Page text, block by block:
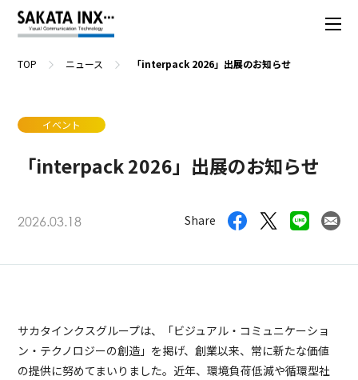
TOP ニュース 「interpack 2026」出展のお知らせ
イベント
「interpack 2026」出展のお知らせ
2026.03.18 Share
サカタインクスグループは、「ビジュアル・コミュニケーショ
ン・テクノロジーの創造」を掲げ、創業以来、常に新たな価値
の提供に努めてまいりました。近年、環境負荷低減や循環型社